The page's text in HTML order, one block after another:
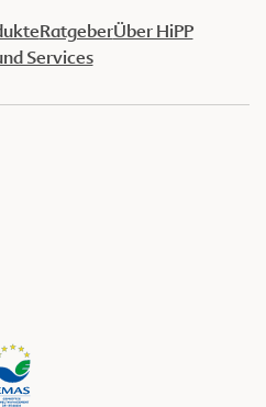
RatgeberÜber HiPP
Services